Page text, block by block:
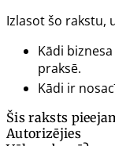
Izlasot šo rakstu,
Kādi
praksē.
Kādi ir
Šis raksts
Autorizējies